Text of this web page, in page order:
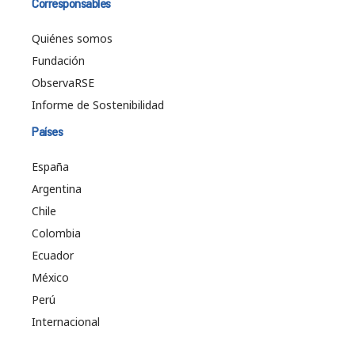
Corresponsables
Quiénes somos
Fundación
ObservaRSE
Informe de Sostenibilidad
Países
España
Argentina
Chile
Colombia
Ecuador
México
Perú
Internacional